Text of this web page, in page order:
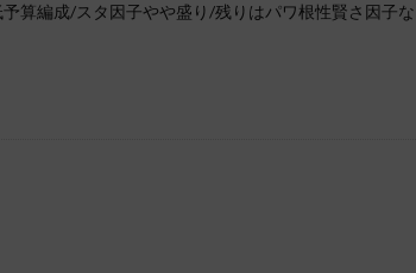
算編成/スタ因子やや盛り/残りはパワ根性賢さ因子